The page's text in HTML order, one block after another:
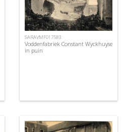
SARAVMF017583
Voddenfabriek Constant Wyckhuyse
in puin